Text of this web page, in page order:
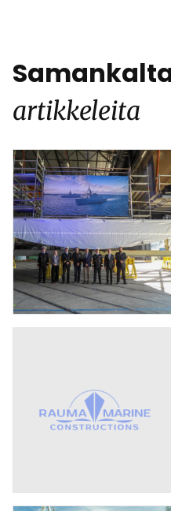
artikkeleita